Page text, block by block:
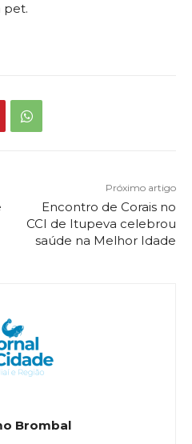
pet.
Próximo artigo
Encontro de Corais no
CCI de Itupeva celebrou
saúde na Melhor Idade
Brombal